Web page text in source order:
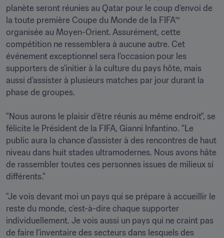
planète seront réunies au Qatar pour le coup d’envoi de
la toute première Coupe du Monde de la FIFA™
organisée au Moyen-Orient. Assurément, cette
compétition ne ressemblera à aucune autre. Cet
événement exceptionnel sera l’occasion pour les
supporters de s’initier à la culture du pays hôte, mais
aussi d’assister à plusieurs matches par jour durant la
phase de groupes.
"Nous aurons le plaisir d’être réunis au même endroit", se
félicite le Président de la FIFA, Gianni Infantino. "Le
public aura la chance d’assister à des rencontres de haut
niveau dans huit stades ultramodernes. Nous avons hâte
de rassembler toutes ces personnes issues de milieux si
différents."
"Je vois devant moi un pays qui se prépare à accueillir le
reste du monde, c’est-à-dire chaque supporter
individuellement. Je vois aussi un pays qui ne craint pas
de faire l’inventaire des secteurs dans lesquels des